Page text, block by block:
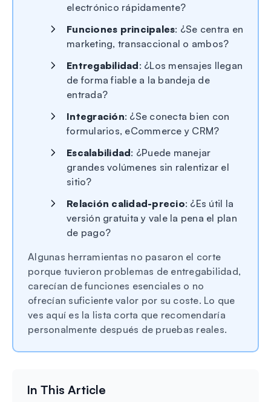
electrónico rápidamente?
Funciones principales: ¿Se centra en
marketing, transaccional o ambos?
Entregabilidad: ¿Los mensajes llegan
de forma fiable a la bandeja de
entrada?
Integración: ¿Se conecta bien con
formularios, eCommerce y CRM?
Escalabilidad: ¿Puede manejar
grandes volúmenes sin ralentizar el
sitio?
Relación calidad-precio: ¿Es útil la
versión gratuita y vale la pena el plan
de pago?
Algunas herramientas no pasaron el corte
porque tuvieron problemas de entregabilidad,
carecían de funciones esenciales o no
ofrecían suficiente valor por su coste. Lo que
ves aquí es la lista corta que recomendaría
personalmente después de pruebas reales.